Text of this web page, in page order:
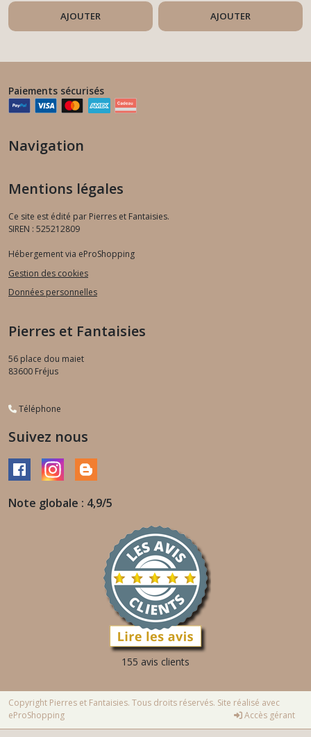
AJOUTER AJOUTER
Paiements sécurisés
Navigation
Mentions légales
Ce site est édité par Pierres et Fantaisies.
SIREN : 525212809
Hébergement via eProShopping
Gestion des cookies
Données personnelles
Pierres et Fantaisies
56 place dou maiet
83600 Fréjus
Téléphone
Suivez nous
Note globale : 4,9/5
155 avis clients
Copyright Pierres et Fantaisies. Tous droits réservés. Site réalisé avec
eProShopping
Accès gérant